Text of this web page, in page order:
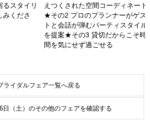
るスタイリ
みくださ
えつくされた空間コーディネート
★その2 プロのプランナーがゲス
トと会話が弾むパーティスタイル
を提案★その3 貸切だからこそ時
間を気にせず過ごせる
ライダルフェア一覧へ戻る
日（土）のその他のフェアを確認する